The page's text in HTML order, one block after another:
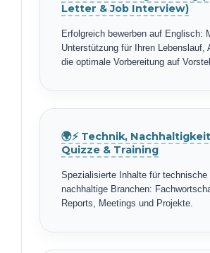
Letter & Job Interview)
Erfolgreich bewerben auf Englisch:
Unterstützung für Ihren Lebenslauf,
die optimale Vorbereitung auf
🌍⚡ Technik,
Quizze & Training
Spezialisierte Inhalte für technische
nachhaltige Branchen:
Reports, Meetings und Projekte.